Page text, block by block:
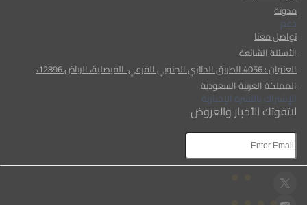
مدونة
دعم
تواصل معنا
الأسئلة الشائعة
العنوان : 4056 الطريق الدائري الجنوبي الفرعي، الفيصلية، الرياض 12896،
المملكة العربية السعودية
الإشتراك بالنشرة الإخبارية
لاتفوتك الأخبار والعروض